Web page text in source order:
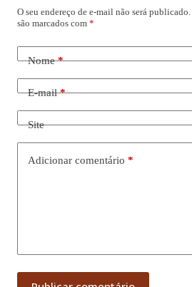
O seu endereço de e-mail não será publicado.
são marcados com *
Nome*
E-mail*
Site
Adicionar comentário *